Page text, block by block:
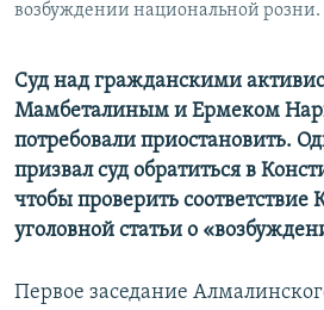
возбуждении национальной розни.
Суд над гражданскими
Мамбеталиным и Ермеком
потребовали приостановить.
призвал суд обратиться в
чтобы проверить соответствие
уголовной статьи о
Первое заседание